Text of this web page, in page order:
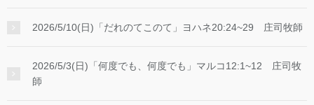
2026/5/10(日)「だれのてこのて」ヨハネ20:24~29 庄司牧師
2026/5/3(日)「何度でも、何度でも」マルコ12:1~12 庄司牧
師